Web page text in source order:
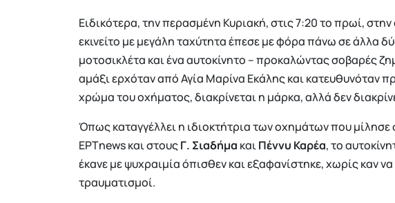
Ειδικότερα, την περασμένη Κυριακή, στις 7:20 το πρωί,
εκινείτο με μεγάλη ταχύτητα έπεσε με φόρα πάνω σε άλλα
μοτοσικλέτα και ένα αυτοκίνητο – προκαλώντας σοβαρές
αμάξι ερχόταν από Αγία Μαρίνα Εκάλης και κατευθυνόταν
χρώμα του οχήματος, διακρίνεται η μάρκα, αλλά δεν
Όπως καταγγέλλει η ιδιοκτήτρια των οχημάτων που μίλησε
ΕΡΤnews και στουςΓ. Σιαδήμα καιΠέννυ Καρέα, το
έκανε με ψυχραιμία όπισθεν και εξαφανίστηκε, χωρίς καν
τραυματισμοί.